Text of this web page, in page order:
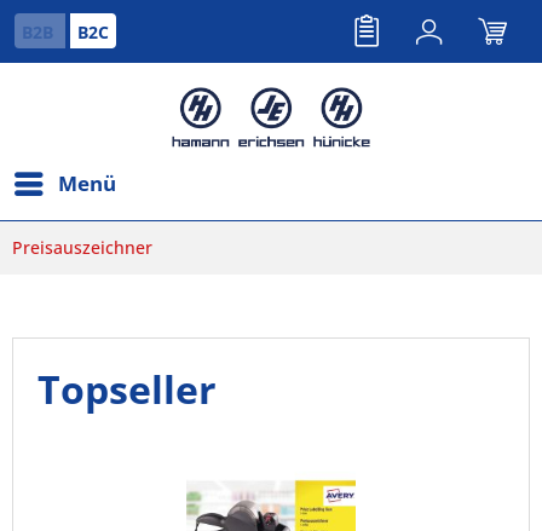
B2B B2C
Menü
Preisauszeichner
Topseller